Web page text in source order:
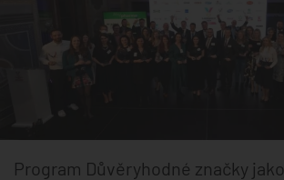
Program Důvěryhodné značky